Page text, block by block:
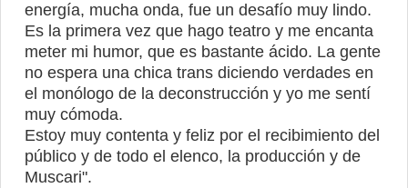
energía, mucha onda, fue un desafío muy lindo.
Es la primera vez que hago teatro y me encanta
meter mi humor, que es bastante ácido. La gente
no espera una chica trans diciendo verdades en
el monólogo de la deconstrucción y yo me sentí
muy cómoda.
Estoy muy contenta y feliz por el recibimiento del
público y de todo el elenco, la producción y de
Muscari".